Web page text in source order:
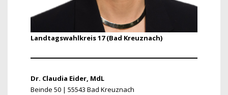
Landtagswahlkreis 17 (Bad Kreuznach)
Dr. Claudia Eider, MdL
Beinde 50 | 55543 Bad Kreuznach